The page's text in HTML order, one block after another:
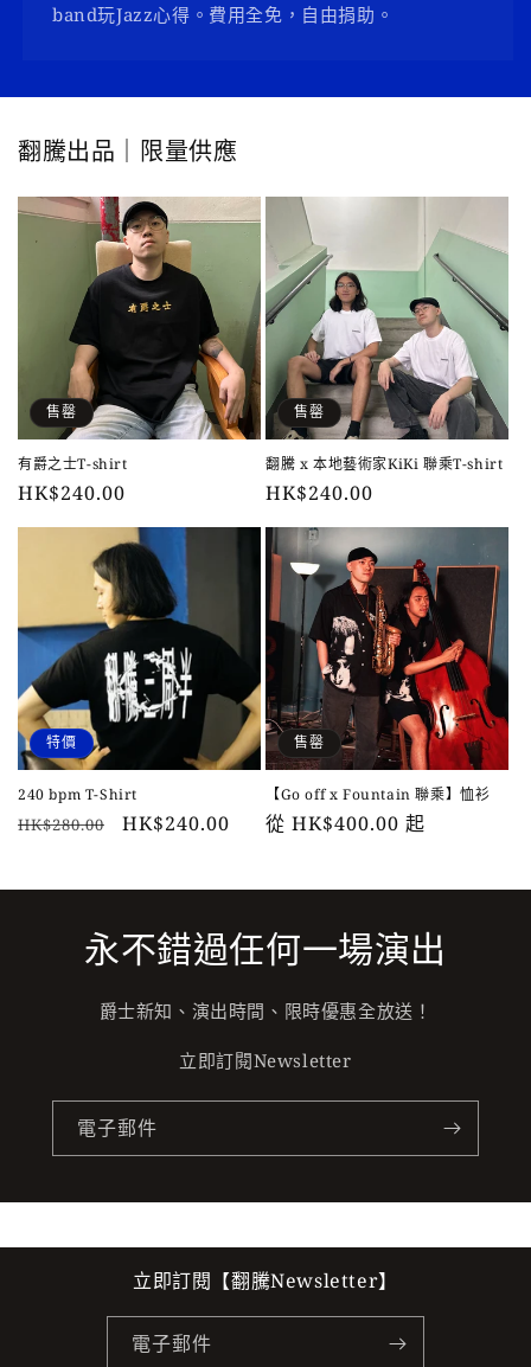
band玩Jazz心得。費用全免，自由捐助。
翻騰出品｜限量供應
售罄
有爵之士T-shirt
HK$240.00
售罄
翻騰 x 本地藝術家KiKi 聯乘T-shirt
HK$240.00
特價
240 bpm T-Shirt
HK$280.00 HK$240.00
售罄
【Go off x Fountain 聯乘】恤衫
從 HK$400.00 起
永不錯過任何一場演出
爵士新知、演出時間、限時優惠全放送！
立即訂閱Newsletter
電子郵件
立即訂閱【翻騰Newsletter】
電子郵件